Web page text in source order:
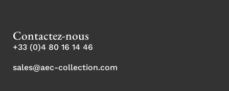
Contactez-nous
+33 (0)4 80 16 14 46
sales@aec-collection.com